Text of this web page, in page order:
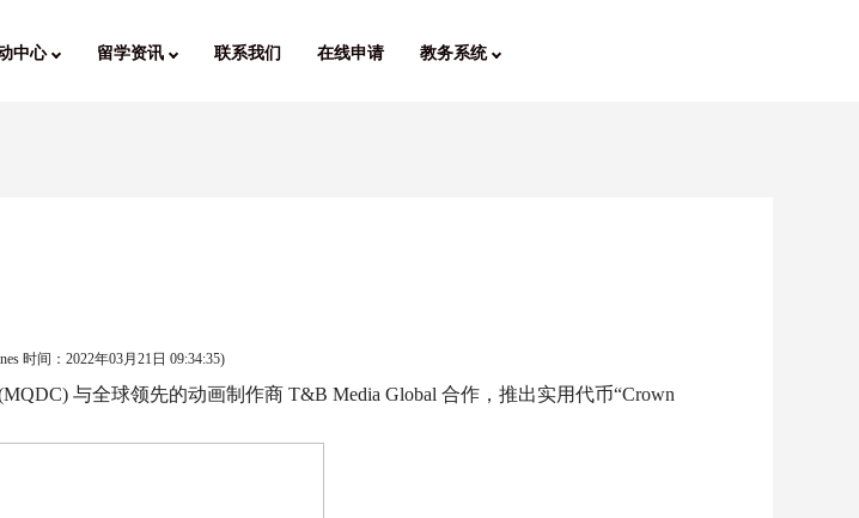
中心 留学资讯 联系我们 在线申请 教务系统
时间： 2022年03月21日 09:34:35)
与全球领先的动画制作商 T&B Media Global 合作，推出实用代币“Crown